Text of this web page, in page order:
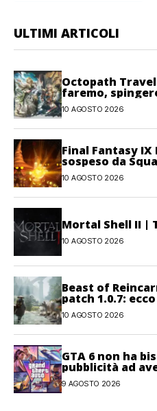
ULTIMI ARTICOLI
Octopath
faremo,
10 AGOSTO 2026
Final Fantasy
sospeso da
10 AGOSTO 2026
Mortal Shell II |
10 AGOSTO 2026
Beast of
patch 1.0.7:
10 AGOSTO 2026
GTA 6 non ha
pubblicità ad
9 AGOSTO 2026